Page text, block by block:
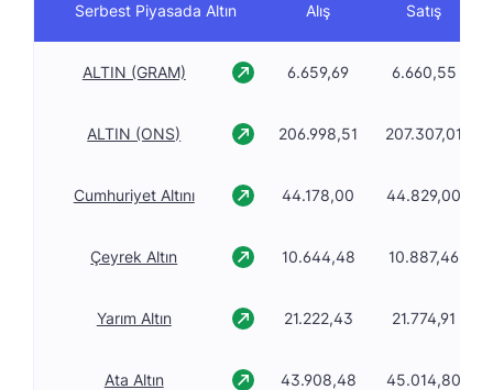
Serbest Piyasada Altın Alış Satış
ALTIN (GRAM) 6.659,69 6.660,55
ALTIN (ONS) 206.998,51 207.307,01
Cumhuriyet Altını 44.178,00 44.829,00
Çeyrek Altın 10.644,48 10.887,46
Yarım Altın 21.222,43 21.774,91
Ata Altın 43.908,48 45.014,80